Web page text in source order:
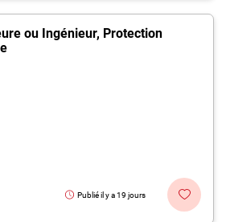
ou Ingénieur, Protection
Publié il y a 19 jours